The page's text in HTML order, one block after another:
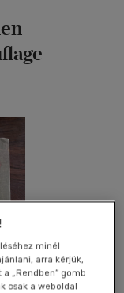
minél
arra kérjük,
„Rendben” gomb
csak a weboldal